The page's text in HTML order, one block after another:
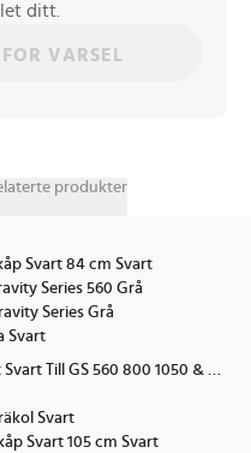
ditt.
VARSEL
produkter
Svart 84 cm Svart
Series 560 Grå
Series Grå
Svart
Masterbuilt Gravity Series rotisserikit Svart Till GS 560 800 1050 & kolrök Svart
Svart
Svart 105 cm Svart